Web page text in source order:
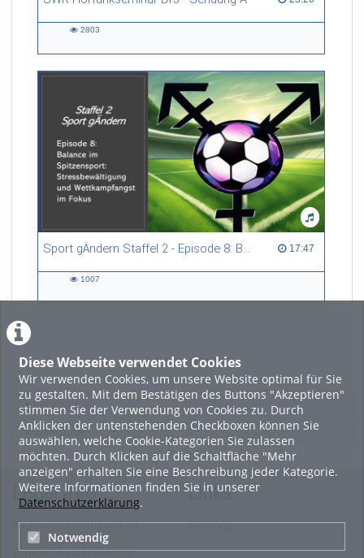
Diese Webseite verwendet Cookies
Wir verwenden Cookies, um unsere Website optimal für Sie
zu gestalten. Mit dem Bestätigen des Buttons "Akzeptieren"
stimmen Sie der Verwendung von Cookies zu. Durch
Anklicken der untenstehenden Checkboxen können Sie
auswählen, welche Cookie-Kategorien Sie zulassen
möchten. Durch Klicken auf die Schaltfläche "Mehr
anzeigen" erhalten Sie eine Beschreibung jeder Kategorie.
Weitere Informationen finden Sie in unserer
Datenschutzerklärung.
Notwendig
2803
Sport gÄndern Staffel 2 - Episode 8: Balance im Spitzensport: Stressbewältigung und Wettkampfangst im Fokus 17:47
17:47 duration
1007
LADE MEHR
Featured
Beliebtheit
Legal Info
Nutzungsbedingungen
Datenschutzerklärung
Links
Sitemap